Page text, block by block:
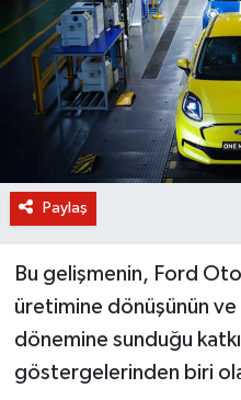
Paylaş
Bu gelişmenin, Ford
üretimine dönüşünün
dönemine sunduğu
göstergelerinden biri